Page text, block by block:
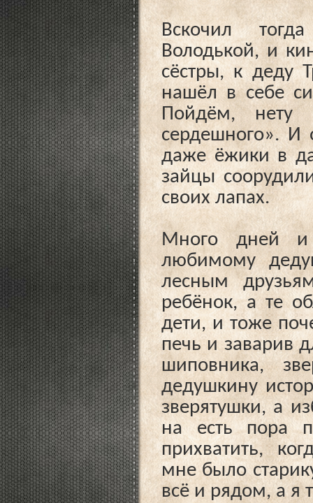
Вскочил
Володькой, и
сёстры, к деду
нашёл в себе
Пойдём, нету
сердешного». И
даже ёжики в
зайцы
своих лапах.
Много дней и
любимому
лесным
ребёнок, а те
дети, и тоже
печь и заварив
шиповника,
дедушкину
зверятушки, а
на есть пора
прихватить,
мне было
всё и рядом, а я